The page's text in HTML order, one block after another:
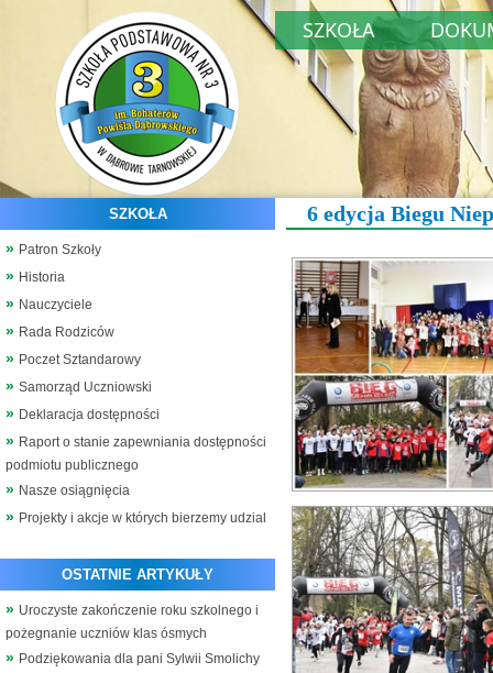
SZKOŁA
SZKOŁA
Patron Szkoły
Historia
Nauczyciele
Rada Rodziców
Poczet Sztandarowy
Samorząd Uczniowski
Deklaracja dostępności
Raport o stanie zapewniania dostępności
podmiotu publicznego
Nasze osiągnięcia
Projekty i akcje w których bierzemy udzial
OSTATNIE ARTYKUŁY
Uroczyste zakończenie roku szkolnego i
pożegnanie uczniów klas ósmych
Podziękowania dla pani Sylwii Smolichy
6 edycja Biegu